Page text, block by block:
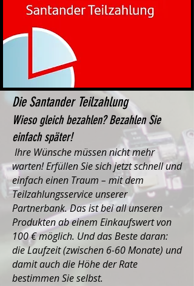
Die Santander Teilzahlung
Wieso gleich bezahlen? Bezahlen Sie
einfach später!
Ihre Wünsche müssen nicht mehr
warten! Erfüllen Sie sich jetzt schnell und
einfach einen Traum – mit dem
Teilzahlungsservice unserer
Partnerbank. Das ist bei all unseren
Produkten ab einem Einkaufswert von
100 € möglich. Und das Beste daran:
die Laufzeit (zwischen 6-60 Monate) und
damit auch die Höhe der Rate
bestimmen Sie selbst.